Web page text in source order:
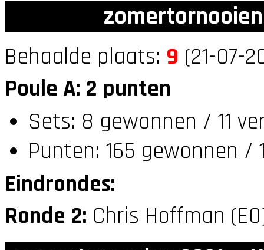
Behaalde plaats: 9 (21-07-
Poule A: 2 punten
Sets: 8 gewonnen / 11
Punten: 165 gewonnen /
Eindrondes:
Ronde 2: Chris Hoffman